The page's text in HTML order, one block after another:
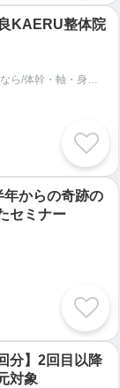
KAERU整体院
アクシスメソッドなら/体幹・軸・身体能力研究所Axis-Karada-Kaeru-Labo アクシスメソッド・メンタルセラピー専門サロン【奈良KAERU整体院】【発酵調味料教室脳勝飯蛙神蛙】
年からの奇跡の
セミナー
分】2回目以降
対象